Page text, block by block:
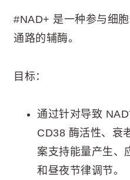
#NAD+ 是一种参与细
通路的辅酶。
目标：
通过针对导致
CD38 酶活性、衰
案支持能量产生、
和昼夜节律调节。